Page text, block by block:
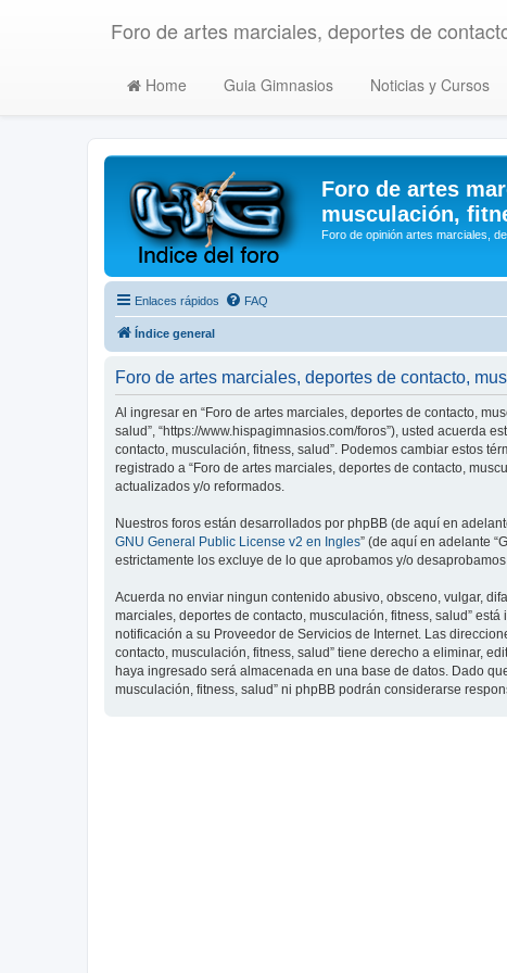
Foro de artes marciales, deportes de
Home Guia Gimnasios Noticias y Cursos
Foro de artes
musculación,
Foro de opinión artes marciales,
Enlaces rápidos FAQ
Índice general
Foro de artes marciales, deportes de contacto,
Al ingresar en “Foro de artes marciales, deportes de contacto,
salud”, “https://www.hispagimnasios.com/foros”), usted acuerda
contacto, musculación, fitness, salud”. Podemos cambiar estos
registrado a “Foro de artes marciales, deportes de contacto,
actualizados y/o reformados.
Nuestros foros están desarrollados por phpBB (de aquí en
GNU General Public License v2 en Ingles” (de aquí en adelante
estrictamente los excluye de lo que aprobamos y/o
Acuerda no enviar ningun contenido abusivo, obsceno, vulgar,
marciales, deportes de contacto, musculación, fitness, salud”
notificación a su Proveedor de Servicios de Internet. Las
contacto, musculación, fitness, salud” tiene derecho a eliminar,
haya ingresado será almacenada en una base de datos. Dado
musculación, fitness, salud” ni phpBB podrán considerarse